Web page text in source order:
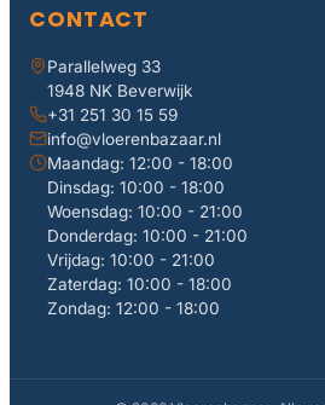
CONTACT
Parallelweg 33
1948 NK Beverwijk
+31 251 30 15 59
info@vloerenbazaar.nl
Maandag: 12:00 - 18:00
Dinsdag: 10:00 - 18:00
Woensdag: 10:00 - 21:00
Donderdag: 10:00 - 21:00
Vrijdag: 10:00 - 21:00
Zaterdag: 10:00 - 18:00
Zondag: 12:00 - 18:00